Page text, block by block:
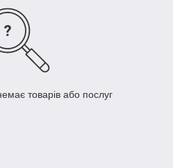
товарів або послуг